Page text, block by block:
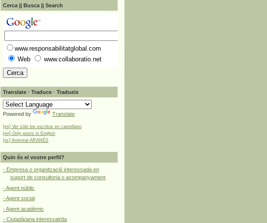
Cerca || Busca || Search
www.responsabilitatglobal.com
Web
www.collaboratio.net
Translate · Traduce · Tradueix
Powered by Translate
[es] Ver sólo los escritos en castellano
[en] Only posts in English
[oc] Arrevirar ARANÉS
Quin és el vostre perfil?
- Empresa o organització interessada en
suport de consultoria o acompanyament
- Agent públic
- Agent social
- Agent acadèmic
- Ciutadà/ana interessat/da